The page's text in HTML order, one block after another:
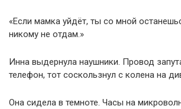
«Если мамка уйдёт, ты со мной
никому не отдам.»
Инна выдернула наушники. Провод
телефон, тот соскользнул с колена на
Она сидела в темноте. Часы на